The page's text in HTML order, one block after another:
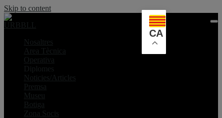
Skip to content
Nosaltres
Area Tècnica
Operativa
Diplomes
Noticies/Articles
Premsa
Museu
Botiga
Zona Socis
CA